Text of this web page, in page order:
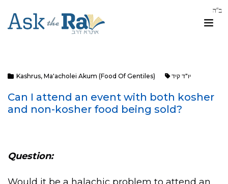
Kashrus, Ma'acholei Akum (Food Of Gentiles) יו"ד קיד
Can I attend an event with both kosher
and non-kosher food being sold?
Question: